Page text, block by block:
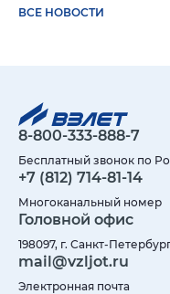
ВСЕ НОВОСТИ
8-800-333-888-7
Бесплатный звонок по
+7 (812) 714-81-14
Многоканальный номер
Головной офис
198097, г. Санкт-
mail@vzljot.ru
Электронная почта